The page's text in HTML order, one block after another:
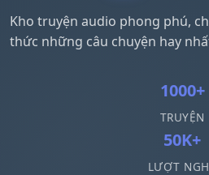
Kho truyện audio phong phú,
thức những câu chuyện hay
1000+
TRUYỆN
50K+
LƯỢT